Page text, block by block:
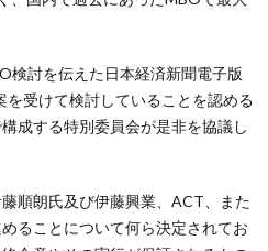
検討を伝えた日本経済新聞電子版
受けて検討していることを認める
成する特別委員会が是非を協議し
順朗氏及び伊藤興業、ACT、また
ることについて何ら決定されてお